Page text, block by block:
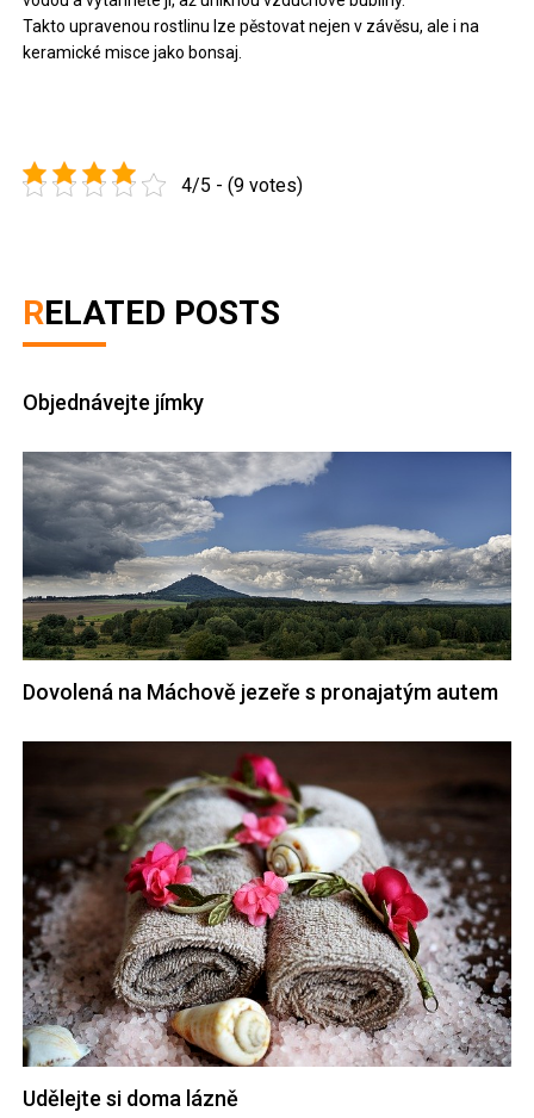
Takto upravenou rostlinu lze pěstovat nejen v závěsu, ale i na
keramické misce jako bonsaj.
4/5 - (9 votes)
RELATED POSTS
Objednávejte jímky
Dovolená na Máchově jezeře s pronajatým autem
Udělejte si doma lázně